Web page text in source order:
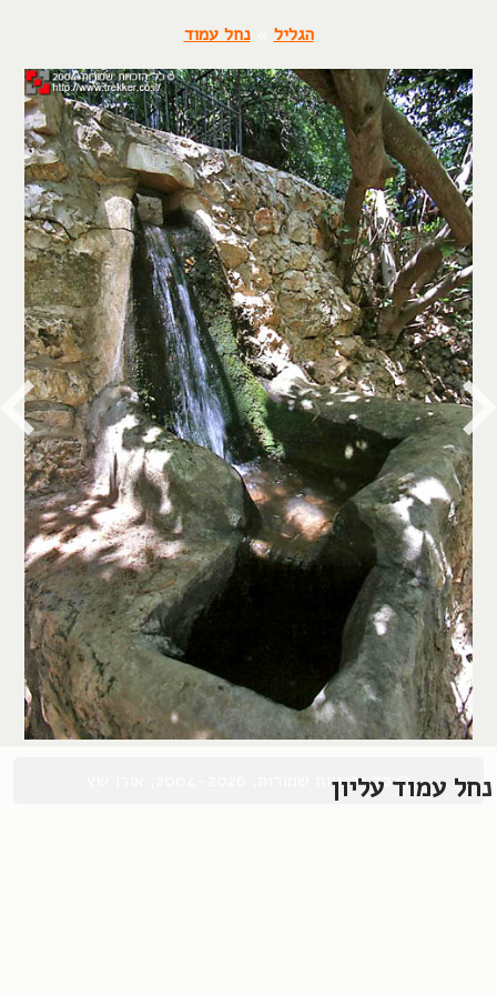
הגליל »נחל עמוד
נחל עמוד עליון
© כל הזכויות שמורות, 2004-2026, אורן שץ